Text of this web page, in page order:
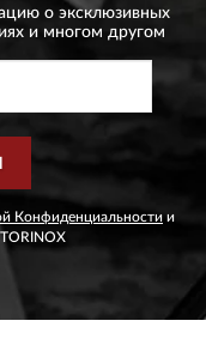
о эксклюзивных
и многом другом
Конфиденциальности и